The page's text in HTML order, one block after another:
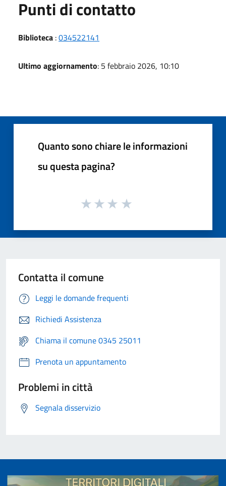
Punti di contatto
Biblioteca :034522141
Ultimo aggiornamento: 5 febbraio 2026, 10:10
Quanto sono chiare le informazioni
su questa pagina?
Contatta il comune
Leggi le domande frequenti
Richiedi Assistenza
Chiama il comune 0345 25011
Prenota un appuntamento
Problemi in città
Segnala disservizio